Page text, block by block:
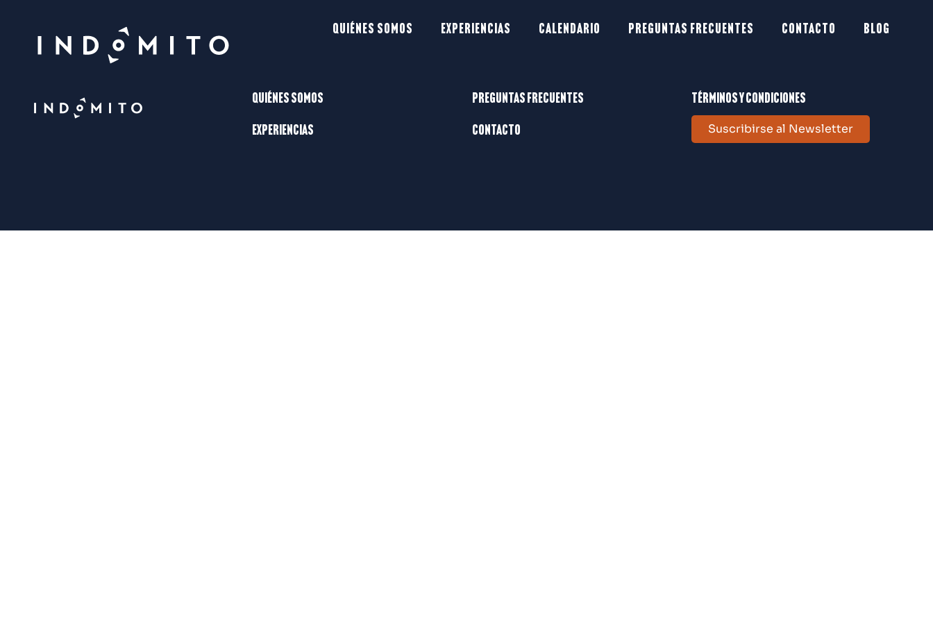
Quiénes somos Experiencias Calendario Preguntas frecuentes Contacto Blog
Quiénes somos
Experiencias
Preguntas frecuentes
Contacto
Términos y condiciones
Suscribirse al Newsletter